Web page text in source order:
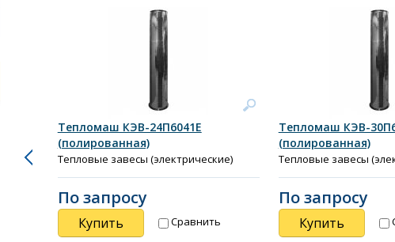
Тепломаш КЭВ-24П6041Е
(полированная)
Тепловые завесы (электрические)
По запросу
Купить Сравнить
Тепломаш КЭВ-
(полированная)
Тепловые завесы
По запросу
Купить